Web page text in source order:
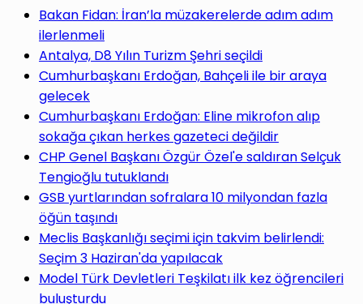
yap
...
Bakan Fidan: İran’la müzakerelerde adım adım
ilerlenmeli
Antalya, D8 Yılın Turizm Şehri seçildi
Cumhurbaşkanı Erdoğan, Bahçeli ile bir araya
gelecek
Cumhurbaşkanı Erdoğan: Eline mikrofon alıp
sokağa çıkan herkes gazeteci değildir
CHP Genel Başkanı Özgür Özel'e saldıran Selçuk
Tengioğlu tutuklandı
GSB yurtlarından sofralara 10 milyondan fazla
öğün taşındı
Meclis Başkanlığı seçimi için takvim belirlendi:
Seçim 3 Haziran'da yapılacak
Model Türk Devletleri Teşkilatı ilk kez öğrencileri
buluşturdu